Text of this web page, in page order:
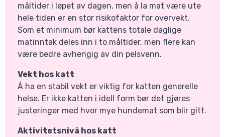
måltider i løpet av dagen, men å la mat være ute
hele tiden er en stor risikofaktor for overvekt.
Som et minimum bør kattens totale daglige
matinntak deles inn i to måltider, men flere kan
være bedre avhengig av din pelsvenn.
Vekt hos katt
Å ha en stabil vekt er viktig for katten generelle
helse. Er ikke katten i idell form bør det gjøres
justeringer med hvor mye hundemat som blir gitt.
Aktivitetsnivå hos katt